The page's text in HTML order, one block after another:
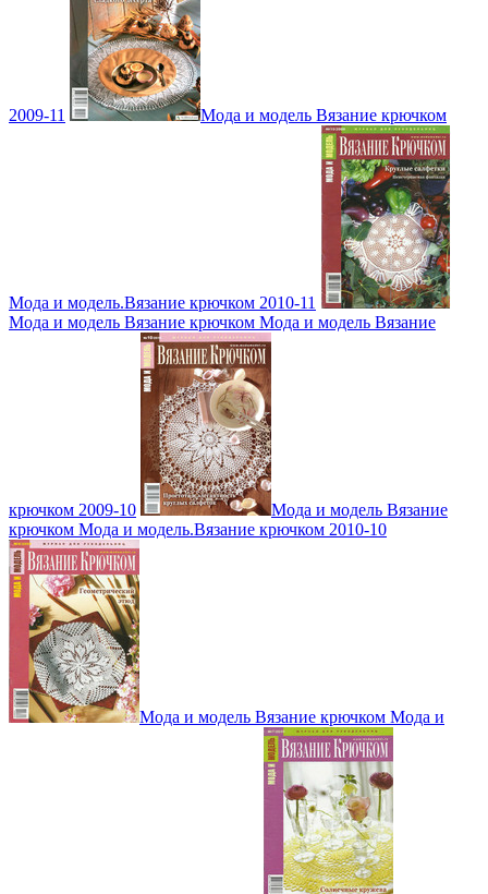
2009-11 Мода и модель Вязание крючком
Мода и модель.Вязание крючком 2010-11
Мода и модель Вязание крючком Мода и модель Вязание
крючком 2009-10
Мода и модель Вязание
крючком Мода и модель.Вязание крючком 2010-10
Мода и модель Вязание крючком Мода и